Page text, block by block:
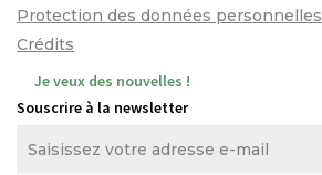
Protection des données personnelles
Crédits
Je veux des nouvelles !
Souscrire à la newsletter